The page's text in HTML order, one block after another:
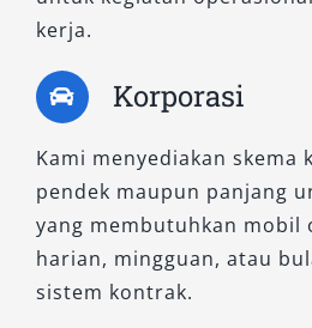
profesional.
kerja.
Korporasi
Kami menyediakan skema
pendek maupun panjang
yang membutuhkan mobil
harian, mingguan, atau
sistem kontrak.